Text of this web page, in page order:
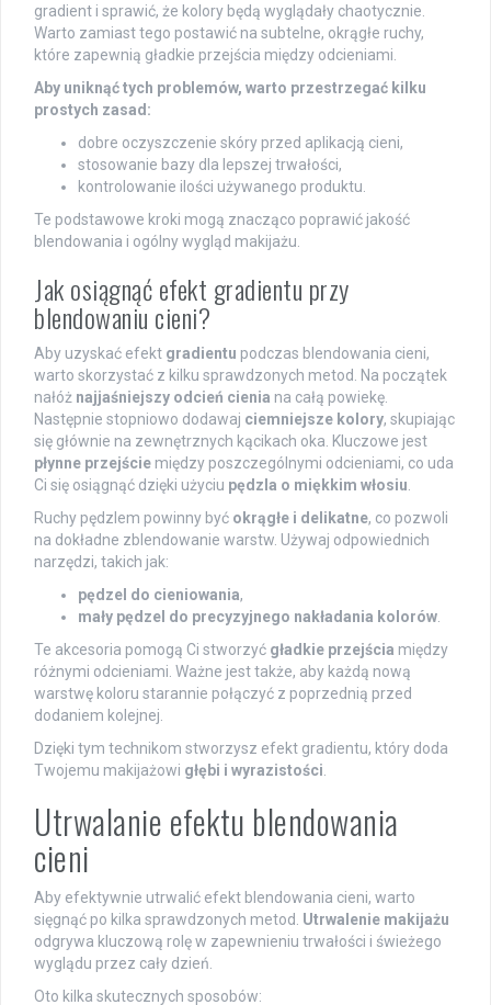
gradient i sprawić, że kolory będą wyglądały chaotycznie.
Warto zamiast tego postawić na subtelne, okrągłe ruchy,
które zapewnią gładkie przejścia między odcieniami.
Aby uniknąć tych problemów, warto przestrzegać kilku
prostych zasad:
dobre oczyszczenie skóry przed aplikacją cieni,
stosowanie bazy dla lepszej trwałości,
kontrolowanie ilości używanego produktu.
Te podstawowe kroki mogą znacząco poprawić jakość
blendowania i ogólny wygląd makijażu.
Jak osiągnąć efekt gradientu przy
blendowaniu cieni?
Aby uzyskać efekt gradientu podczas blendowania cieni,
warto skorzystać z kilku sprawdzonych metod. Na początek
nałóż najjaśniejszy odcień cienia na całą powiekę.
Następnie stopniowo dodawaj ciemniejsze kolory, skupiając
się głównie na zewnętrznych kącikach oka. Kluczowe jest
płynne przejście między poszczególnymi odcieniami, co uda
Ci się osiągnąć dzięki użyciu pędzla o miękkim włosiu
Ruchy pędzlem powinny być okrągłe i delikatne, co pozwoli
na dokładne zblendowanie warstw. Używaj odpowiednich
narzędzi, takich jak:
pędzel do cieniowania,
mały pędzel do precyzyjnego nakładania kolorów
Te akcesoria pomogą Ci stworzyć gładkie przejścia między
różnymi odcieniami. Ważne jest także, aby każdą nową
warstwę koloru starannie połączyć z poprzednią przed
dodaniem kolejnej.
Dzięki tym technikom stworzysz efekt gradientu, który doda
Twojemu makijażowi głębi i wyrazistości
Utrwalanie efektu blendowania
cieni
Aby efektywnie utrwalić efekt blendowania cieni, warto
sięgnąć po kilka sprawdzonych metod. Utrwalenie makijażu
odgrywa kluczową rolę w zapewnieniu trwałości i świeżego
wyglądu przez cały dzień.
Oto kilka skutecznych sposobów: